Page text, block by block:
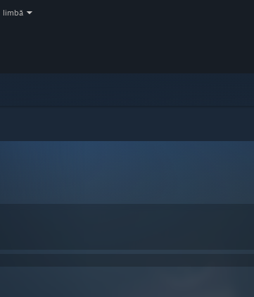
limbă